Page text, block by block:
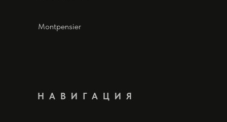
Montpensier
НАВИГАЦИЯ